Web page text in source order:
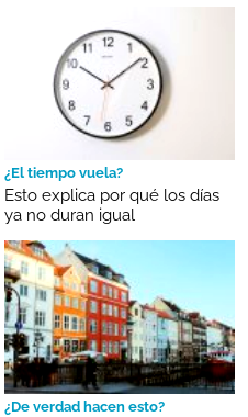
¿El tiempo vuela?
Esto explica por qué los días
ya no duran igual
¿De verdad hacen esto?